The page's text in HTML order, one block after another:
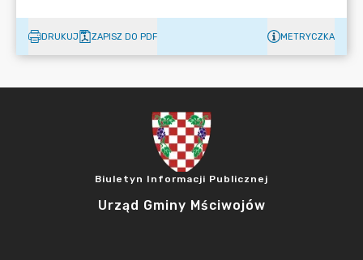
DRUKUJ ZAPISZ DO PDF METRYCZKA
Biuletyn Informacji Publicznej
Urząd Gminy Mściwojów